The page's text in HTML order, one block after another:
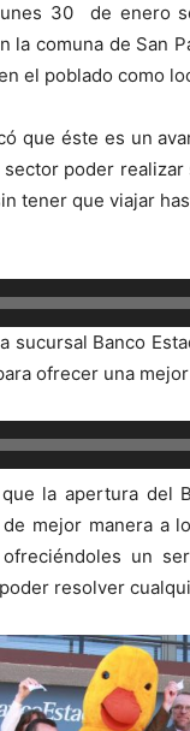
30 de enero
la comuna de San
el poblado como
que éste es un
poder
tener que viajar
sucursal Banco
ofrecer una
la apertura del
mejor manera a
un
resolver